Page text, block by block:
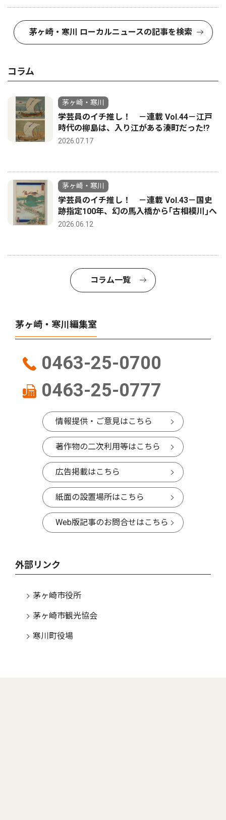
茅ヶ崎・寒川 ローカルニュースの記事を検索
コラム
茅ヶ崎・寒川
学芸員のイチ推し！ －連載 Vol.44－江戸
時代の柳島は、入り江がある湊町だった!?
2026.07.17
茅ヶ崎・寒川
学芸員のイチ推し！ －連載 Vol.43－国史
跡指定100年、幻の馬入橋から｢古相模川｣へ
2026.06.12
コラム一覧
茅ヶ崎・寒川編集室
0463-25-0700
0463-25-0777
情報提供・ご意見はこちら
著作物の二次利用等はこちら
広告掲載はこちら
紙面の設置場所はこちら
Web版記事のお問合せはこちら
外部リンク
茅ヶ崎市役所
茅ヶ崎市観光協会
寒川町役場